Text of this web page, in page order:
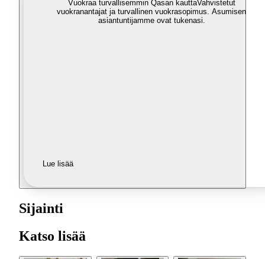
Vuokraa turvallisemmin Qasan kauttaVahvistetut
vuokranantajat ja turvallinen vuokrasopimus. Asumisen
asiantuntijamme ovat tukenasi.
Lue lisää
Sijainti
Katso lisää